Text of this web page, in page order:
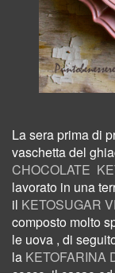
La sera prima di
vaschetta del
CHOCOLATE
lavorato in una
il KETOSUGAR
composto molto
le uova , di
la KETOFARINA